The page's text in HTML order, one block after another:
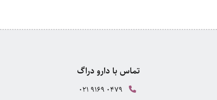
تماس با دارو دراگ
021 9169 0479